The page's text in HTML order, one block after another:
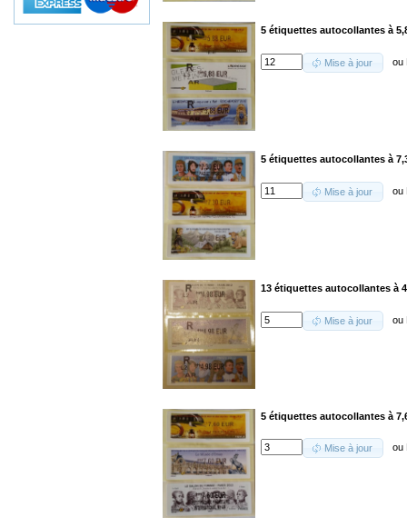
5 étiquettes autocollantes à
Mise à jour ou
5 étiquettes autocollantes à
Mise à jour ou
13 étiquettes autocollantes à
Mise à jour ou
5 étiquettes autocollantes à
Mise à jour ou